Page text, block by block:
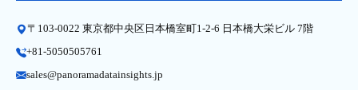
〒103-0022 東京都中央区日本橋室町1-2-6 日本橋大栄ビル 7階
+81-5050505761
sales@panoramadatainsights.jp